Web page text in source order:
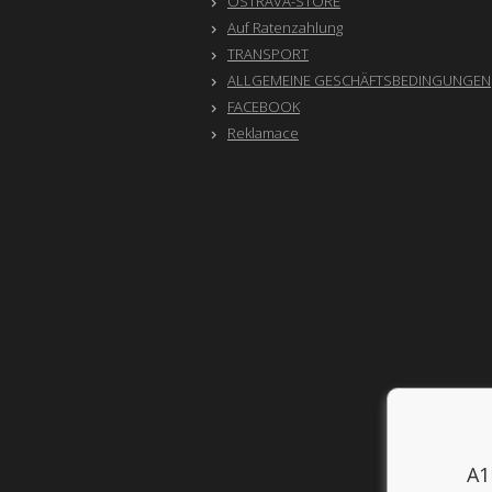
Auf Ratenzahlung
TRANSPORT
ALLGEMEINE GESCHÄFTSBEDINGUNGEN
FACEBOOK
Reklamace